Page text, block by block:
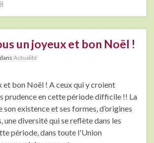
un joyeux et bon Noël !
Actualité
et bon Noël ! A ceux qui y croient
prudence en cette période difficile !! La
existence et ses formes, d’origines
une diversité qui se reflète dans les
période, dans toute l'Union